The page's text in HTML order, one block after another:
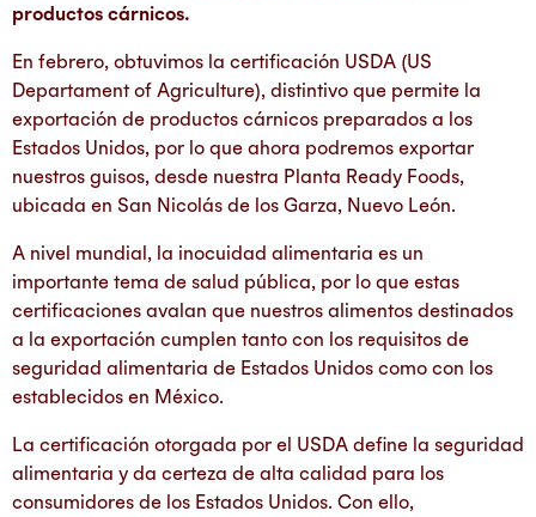
productos cárnicos.
En febrero, obtuvimos la certificación USDA (US
Departament of Agriculture), distintivo que permite la
exportación de productos cárnicos preparados a los
Estados Unidos, por lo que ahora podremos exportar
nuestros guisos, desde nuestra Planta Ready Foods,
ubicada en San Nicolás de los Garza, Nuevo León.
A nivel mundial, la inocuidad alimentaria es un
importante tema de salud pública, por lo que estas
certificaciones avalan que nuestros alimentos destinados
a la exportación cumplen tanto con los requisitos de
seguridad alimentaria de Estados Unidos como con los
establecidos en México.
La certificación otorgada por el USDA define la seguridad
alimentaria y da certeza de alta calidad para los
consumidores de los Estados Unidos. Con ello,